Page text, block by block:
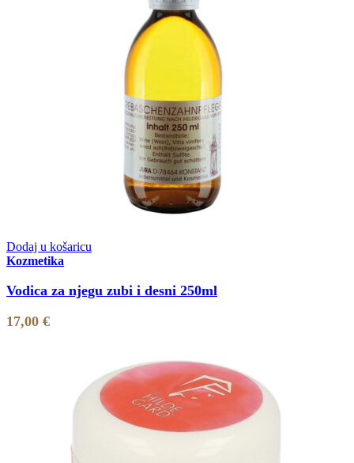
Dodaj u košaricu
Kozmetika
Vodica za njegu zubi i desni 250ml
17,00 €